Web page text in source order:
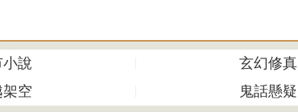
說 玄幻修真
架空 鬼話懸疑